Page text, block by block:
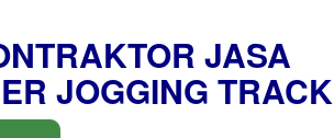
JASA
JOGGING TRACK